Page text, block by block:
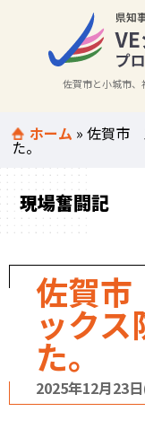
佐賀市と小城市
ホーム »佐賀市
た。
現場奮闘記
佐賀
ック
た。
2025年12月23